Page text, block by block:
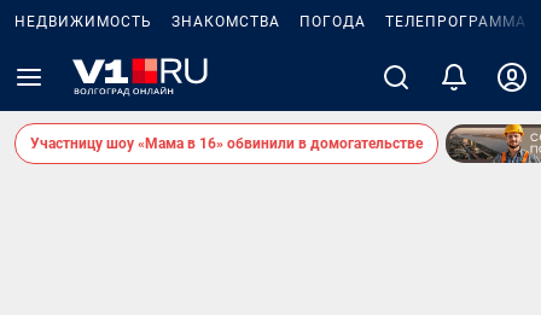
НЕДВИЖИМОСТЬ ЗНАКОМСТВА ПОГОДА ТЕЛЕПРОГРАММА
Участницу шоу «Мама в 16» обвинили в домогательстве